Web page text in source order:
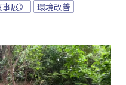
展》
環境改善